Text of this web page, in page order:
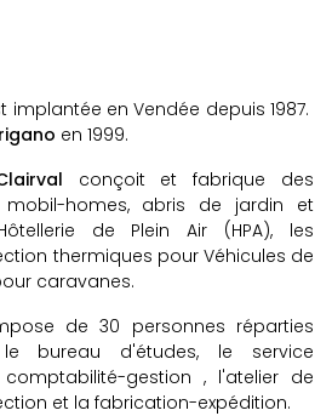
implantée en Vendée depuis 1987.
en 1999.
conçoit et fabrique des
homes, abris de jardin et
de Plein Air (HPA), les
thermiques pour Véhicules de
caravanes.
de 30 personnes réparties
bureau d'études, le service
gestion , l'atelier de
et la fabrication-expédition.